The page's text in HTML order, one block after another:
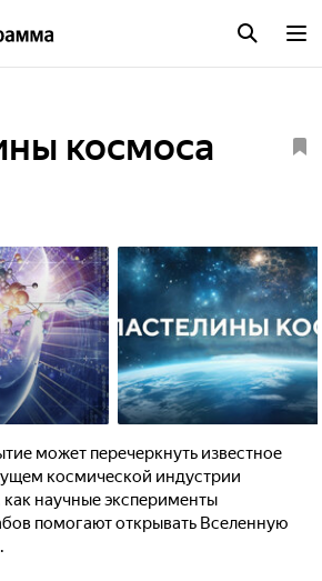
космоса
может перечеркнуть известное
космической индустрии
как научные эксперименты
помогают открывать Вселенную